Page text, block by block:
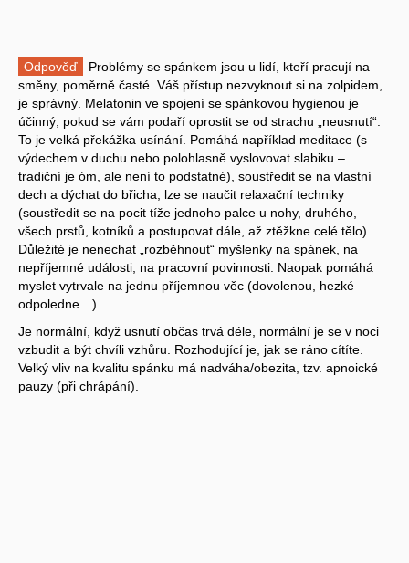
Odpověď
Problémy se spánkem jsou u lidí, kteří pracují na
směny, poměrně časté. Váš přístup nezvyknout si na zolpidem,
je správný. Melatonin ve spojení se spánkovou hygienou je
účinný, pokud se vám podaří oprostit se od strachu „neusnutí“.
To je velká překážka usínání. Pomáhá například meditace (s
výdechem v duchu nebo polohlasně vyslovovat slabiku –
tradiční je óm, ale není to podstatné), soustředit se na vlastní
dech a dýchat do břicha, lze se naučit relaxační techniky
(soustředit se na pocit tíže jednoho palce u nohy, druhého,
všech prstů, kotníků a postupovat dále, až ztěžkne celé tělo).
Důležité je nenechat „rozběhnout“ myšlenky na spánek, na
nepříjemné události, na pracovní povinnosti. Naopak pomáhá
myslet vytrvale na jednu příjemnou věc (dovolenou, hezké
odpoledne…)
Je normální, když usnutí občas trvá déle, normální je se v noci
vzbudit a být chvíli vzhůru. Rozhodující je, jak se ráno cítíte.
Velký vliv na kvalitu spánku má nadváha/obezita, tzv. apnoické
pauzy (při chrápání).